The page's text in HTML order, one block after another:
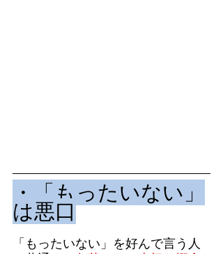
・「もったいない」
は悪口
「もったいない」を好んで言う人